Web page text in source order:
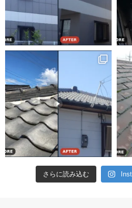
さらに読み込む